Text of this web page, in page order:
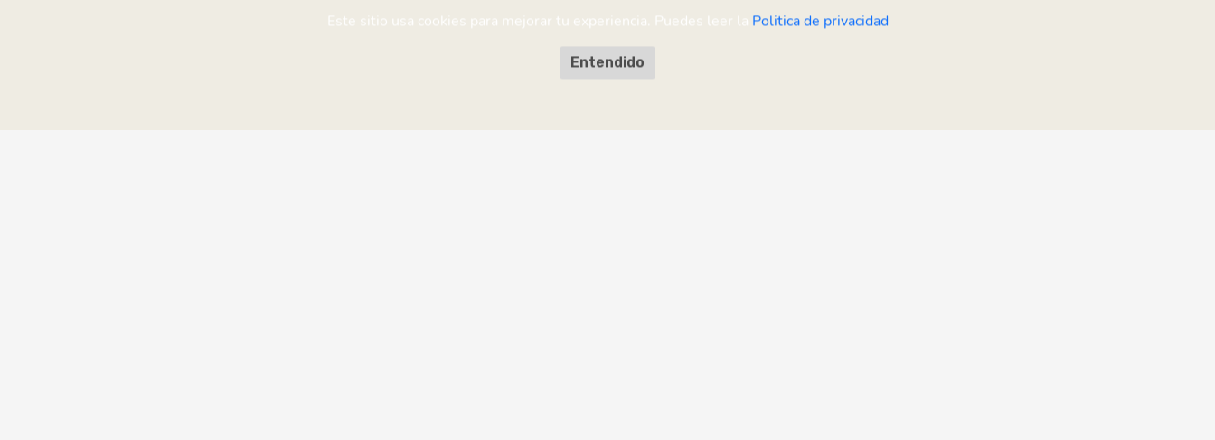
Este sitio usa cookies para mejorar tu experiencia. Puedes leer la Politica de privacidad
Entendido